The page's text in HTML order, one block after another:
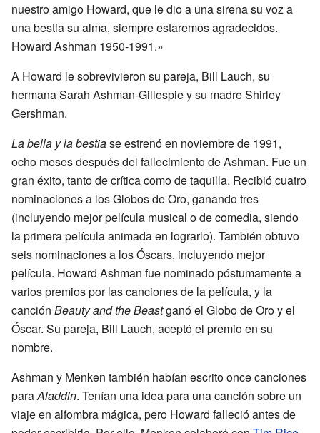
nuestro amigo Howard, que le dio a una sirena su voz a
una bestia su alma, siempre estaremos agradecidos.
Howard Ashman 1950-1991.»
A Howard le sobrevivieron su pareja, Bill Lauch, su
hermana Sarah Ashman-Gillespie y su madre Shirley
Gershman.
La bella y la bestiase estrenó en noviembre de 1991,
ocho meses después del fallecimiento de Ashman. Fue un
gran éxito, tanto de crítica como de taquilla. Recibió cuatro
nominaciones a los Globos de Oro, ganando tres
(incluyendo mejor película musical o de comedia, siendo
la primera película animada en lograrlo). También obtuvo
seis nominaciones a los Óscars, incluyendo mejor
película. Howard Ashman fue nominado póstumamente a
varios premios por las canciones de la película, y la
canción Beauty and the Beastganó el Globo de Oro y el
Óscar. Su pareja, Bill Lauch, aceptó el premio en su
nombre.
Ashman y Menken también habían escrito once canciones
paraAladdin. Tenían una idea para una canción sobre un
viaje en alfombra mágica, pero Howard falleció antes de